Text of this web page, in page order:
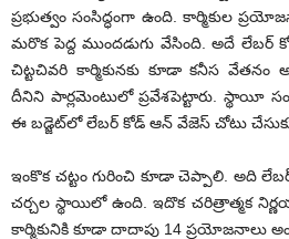
ప్రభుత్వం సంసిద్ధంగా ఉంది. కార్మికుల
మరొక పెద్ద ముందడుగు వేసింది. అదే లేబర్‌
చిట్టచివరి కార్మికునకు కూడా కనీస
దీనిని పార్లమెంటులో ప్రవేశపెట్టారు. స్థాయీ
ఈ బడ్జెట్‌లో లేబర్‌ కోడ్‌ ఆన్‌ వేజెస్‌ చోటు
ఇంకొక చట్టం గురించి కూడా చెప్పాలి. అది
చర్చల స్థాయిలో ఉంది. ఇదొక చరిత్రాత్మక
కార్మికునికి కూడా దాదాపు 14 ప్రయోజనాలు